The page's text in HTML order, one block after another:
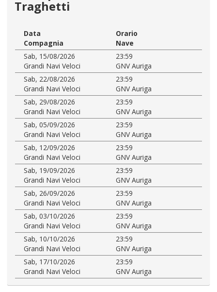
Traghetti
Data
Orario
Compagnia
Nave
Sab, 15/08/2026
23:59
Grandi Navi Veloci
GNV Auriga
Sab, 22/08/2026
23:59
Grandi Navi Veloci
GNV Auriga
Sab, 29/08/2026
23:59
Grandi Navi Veloci
GNV Auriga
Sab, 05/09/2026
23:59
Grandi Navi Veloci
GNV Auriga
Sab, 12/09/2026
23:59
Grandi Navi Veloci
GNV Auriga
Sab, 19/09/2026
23:59
Grandi Navi Veloci
GNV Auriga
Sab, 26/09/2026
23:59
Grandi Navi Veloci
GNV Auriga
Sab, 03/10/2026
23:59
Grandi Navi Veloci
GNV Auriga
Sab, 10/10/2026
23:59
Grandi Navi Veloci
GNV Auriga
Sab, 17/10/2026
23:59
Grandi Navi Veloci
GNV Auriga